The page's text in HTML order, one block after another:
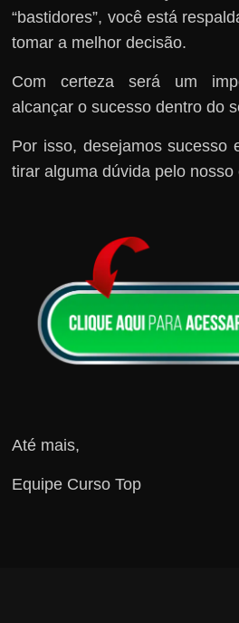
“bastidores”, você está
tomar a melhor decisão.
Com certeza será um
alcançar o sucesso dentro do
Por isso, desejamos sucesso
tirar alguma dúvida pelo nosso
Até mais,
Equipe Curso Top